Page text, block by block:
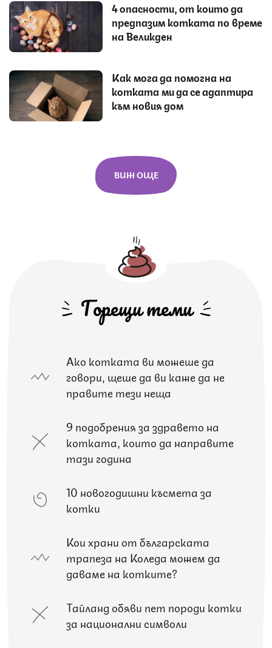
4 опасности, от които да
предпазим котката по време
на Великден
Как мога да помогна на
котката ми да се адаптира
към новия дом
ВИЖ ОЩЕ
Горещи теми
Ако котката ви можеше да
говори, щеше да ви каже да не
правите тези неща
9 подобрения за здравето на
котката, които да направите
тази година
10 новогодишни късмета за
котки
Кои храни от българската
трапеза на Коледа можем да
даваме на котките?
Тайланд обяви пет породи котки
за национални символи